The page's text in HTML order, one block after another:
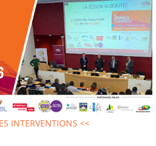
INTERVENTIONS <<